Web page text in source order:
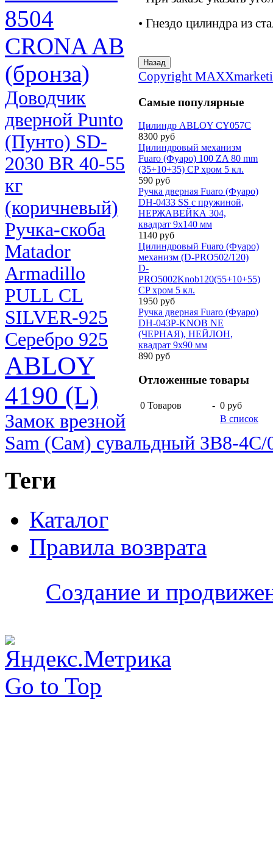
• Гнездо цилиндра из
Copyright
Самые популярные
Цилиндр ABLOY CY057С
8300 руб
Цилиндровый механизм
Fuaro (Фуаро) 100 ZA 80 mm
(35+10+35) CP хром 5 кл.
590 руб
Ручка дверная Fuaro (Фуаро)
DH-0433 SS с пружиной,
НЕРЖАВЕЙКА 304,
квадрат 9x140 мм
1140 руб
Цилиндровый Fuaro (Фуаро)
механизм (D-PRO502/120)
D-
PRO5002Knob120(55+10+55)
CP хром 5 кл.
1950 руб
Ручка дверная Fuaro (Фуаро)
DH-043P-KNOB NE
(ЧЕРНАЯ), НЕЙЛОН,
квадрат 9x90 мм
890 руб
Отложенные товары
0 Товаров - 0 руб
В список
8504
CRONA AB
(бронза)
Доводчик
дверной Punto
(Пунто) SD-
2030 BR 40-55
кг
(коричневый)
Ручка-скоба
Matador
Armadillo
PULL CL
SILVER-925
Серебро 925
ABLOY
4190 (L)
Замок врезной
Sam (Сам) сувальдный ЗВ8-4С/
Теги
Каталог
Правила возврата
Создание и
Go to Top